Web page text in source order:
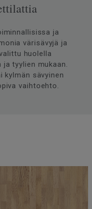
ja
värisävyjä ja
huolella
tyylien mukaan.
kylmän sävyinen
vaihtoehto.